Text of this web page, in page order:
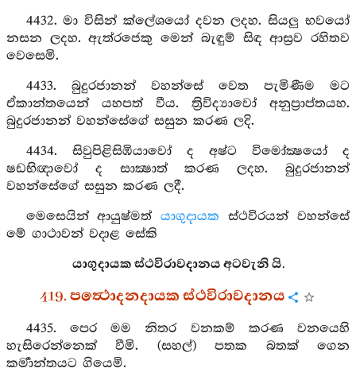
4432. මා විසින් ක්ලේශයෝ දවන ලදහ. සියලු භවයෝ
නසන ලදහ. ඇත්රජෙකු මෙන් බැඳුම් සිඳ ආස්‍රව රහිතව
වෙසෙමි.
4433. බුදුරජානන් වහන්සේ වෙත පැමිණීම මට
ඒකාන්තයෙන් යහපත් වීය. ත්‍රිවිද්‍යාවෝ අනුප්‍රාප්තයහ.
බුදුරජානන් වහන්සේගේ සසුන කරණ ලදි.
4434. සිවුපිළිසිඹියාවෝ ද අෂ්ට විමෝක්‍ෂයෝ ද
ෂඩභිඥාවෝ ද සාක්‍ෂාත් කරණ ලදහ. බුදුරජානන්
වහන්සේගේ සසුන කරණ ලදී.
මෙසෙයින් ආයුෂ්මත්යාගුදායක ස්ථවිරයන් වහන්සේ
මේ ගාථාවන් වදාළ සේකි
යාගුදායක ස්ථවිරාවදානය අටවැනි යි.
419. පත්‍ථොදනදායක ස්ථවිරාවදානය
4435. පෙර මම නිතර වනකම් කරණ වනයෙහි
හැසිරෙන්නෙක් වීමි. (සහල්) පතක බතක් ගෙන
කර්‍මාන්තයට ගියෙමි.